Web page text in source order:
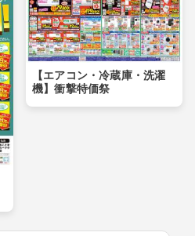
【エアコン・冷蔵庫・洗濯
機】衝撃特価祭